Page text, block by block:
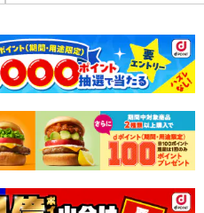
時に選別工程を経ずに袋詰した
・欠けのある商品が入っている
いませんので、安心してお召し
避け保存